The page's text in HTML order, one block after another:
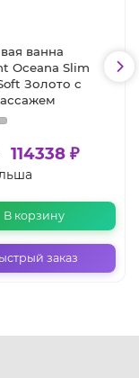
ванна
Oceana Slim
Золото с
114338 ₽
В корзину
заказ